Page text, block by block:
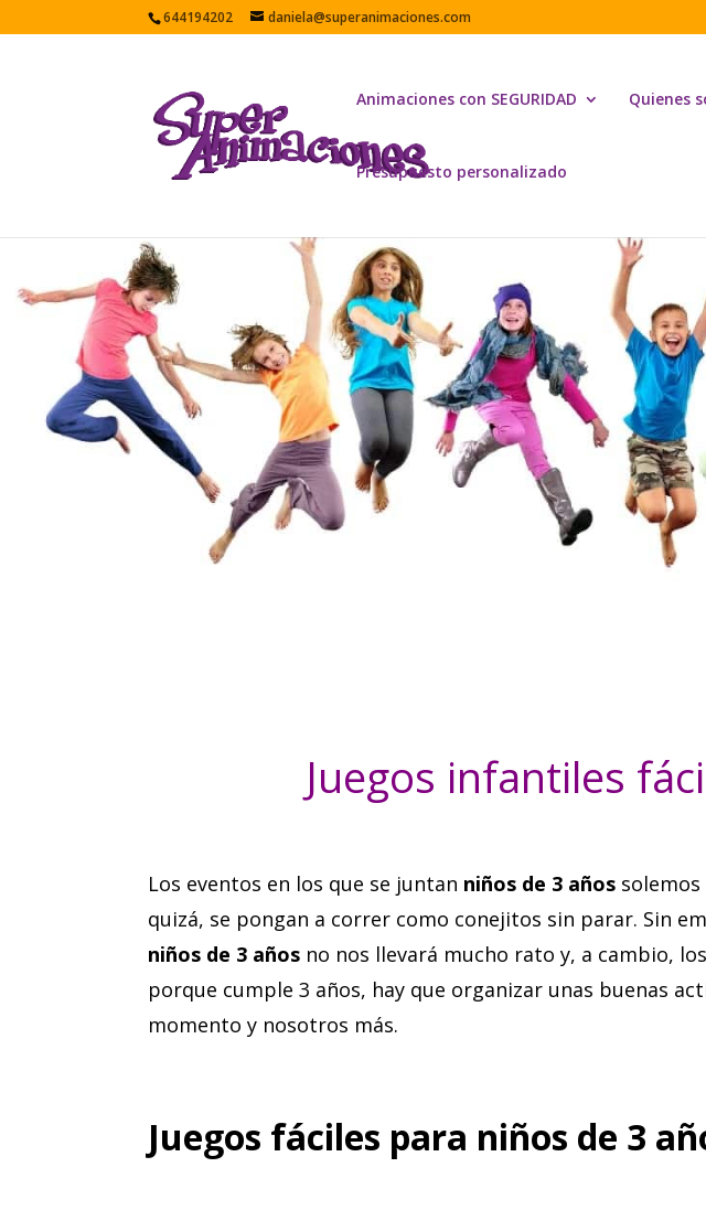
644194202 daniela@superanimaciones.com
Animaciones con SEGURIDAD Quienes
Presupuesto personalizado
Juegos infantiles
Los eventos en los que se juntan niños de 3 años
quizá, se pongan a correr como conejitos sin parar. Sin
niños de 3 años no nos llevará mucho rato y, a cambio,
porque cumple 3 años, hay que organizar unas buenas
momento y nosotros más.
Juegos fáciles para niños de 3